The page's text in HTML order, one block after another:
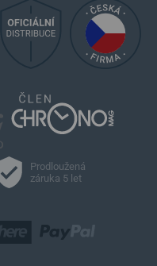
Prodloužená
záruka 5 let